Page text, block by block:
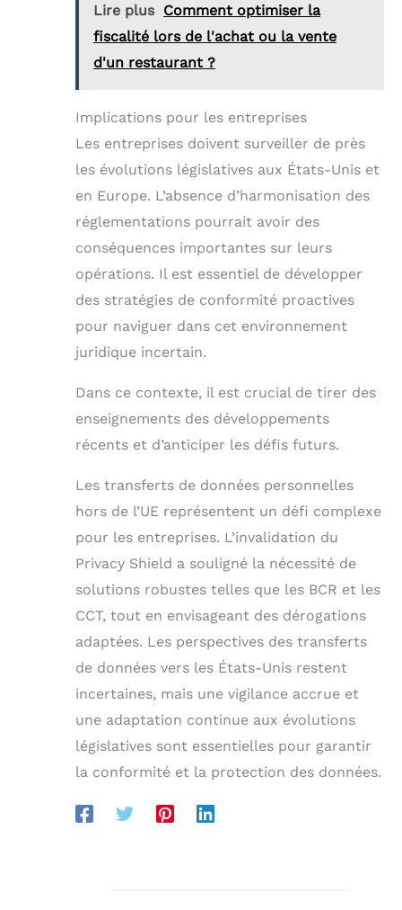
Lire plus Comment optimiser la
fiscalité lors de l'achat ou la vente
d'un restaurant ?
Implications pour les entreprises
Les entreprises doivent surveiller de près
les évolutions législatives aux États-Unis et
en Europe. L’absence d’harmonisation des
réglementations pourrait avoir des
conséquences importantes sur leurs
opérations. Il est essentiel de développer
des stratégies de conformité proactives
pour naviguer dans cet environnement
juridique incertain.
Dans ce contexte, il est crucial de tirer des
enseignements des développements
récents et d’anticiper les défis futurs.
Les transferts de données personnelles
hors de l’UE représentent un défi complexe
pour les entreprises. L’invalidation du
Privacy Shield a souligné la nécessité de
solutions robustes telles que les BCR et les
CCT, tout en envisageant des dérogations
adaptées. Les perspectives des transferts
de données vers les États-Unis restent
incertaines, mais une vigilance accrue et
une adaptation continue aux évolutions
législatives sont essentielles pour garantir
la conformité et la protection des données.